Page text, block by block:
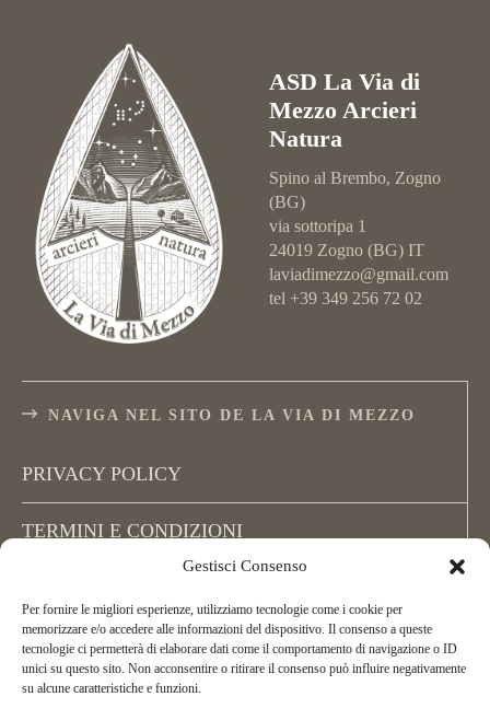
Gestisci Consenso
Per fornire le migliori esperienze, utilizziamo tecnologie come i cookie per
memorizzare e/o accedere alle informazioni del dispositivo. Il consenso a queste
tecnologie ci permetterà di elaborare dati come il comportamento di navigazione o ID
unici su questo sito. Non acconsentire o ritirare il consenso può influire negativamente
su alcune caratteristiche e funzioni.
ASD La Via di
Mezzo Arcieri
Natura
Spino al Brembo, Zogno
(BG)
via sottoripa 1
24019 Zogno (BG) IT
laviadimezzo@gmail.com
tel +39 349 256 72 02
NAVIGA NEL SITO DE LA VIA DI MEZZO
PRIVACY POLICY
TERMINI E CONDIZIONI